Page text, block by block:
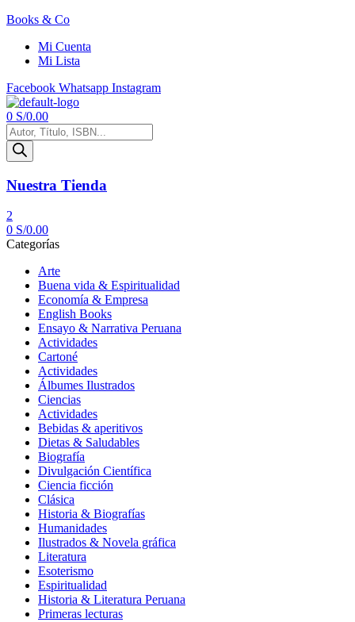
Books & Co
Mi Cuenta
Mi Lista
Facebook Whatsapp Instagram
Menú
0 S/0.00
Búsqueda
de
productos
Nuestra Tienda
2
0 S/0.00
Categorías
Arte
Buena vida & Espiritualidad
Economía & Empresa
English Books
Ensayo & Narrativa Peruana
Actividades
Cartoné
Actividades
Álbumes Ilustrados
Ciencias
Actividades
Bebidas & aperitivos
Dietas & Saludables
Biografía
Divulgación Científica
Ciencia ficción
Clásica
Historia & Biografías
Humanidades
Ilustrados & Novela gráfica
Literatura
Esoterismo
Espiritualidad
Historia & Literatura Peruana
Primeras lecturas